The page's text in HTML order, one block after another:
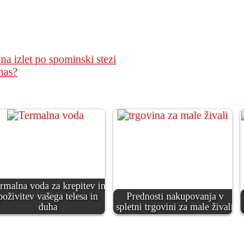
izlet po spominski stezi
voda za krepitev in
vašega telesa in
duha
Prednosti nakupovanja v
spletni trgovini za male živali